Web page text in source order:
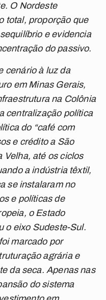
O Nordeste
total, proporção que
e evidencia
do passivo.
cenário à luz da
em Minas Gerais,
na Colônia
centralização política
do “café com
e crédito a São
Velha, até os ciclos
a indústria têxtil,
se instalaram no
e políticas de
o Estado
o eixo Sudeste-Sul.
marcado por
agrária e
da seca. Apenas nas
do sistema